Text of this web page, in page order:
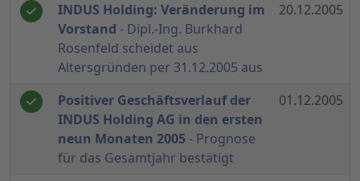
INDUS Holding: Veränderung im
Vorstand - Dipl.-Ing. Burkhard
Rosenfeld scheidet aus
Altersgründen per 31.12.2005 aus
20.12.2005
Positiver Geschäftsverlauf der
INDUS Holding AG in den ersten
neun Monaten 2005 - Prognose
für das Gesamtjahr bestätigt
01.12.2005